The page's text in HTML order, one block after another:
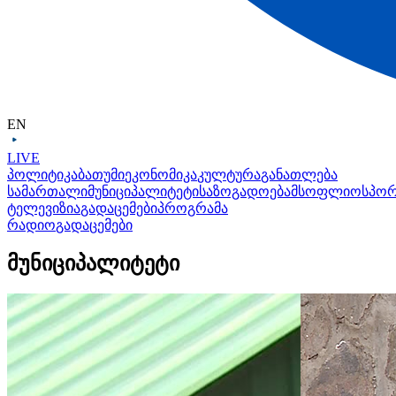
EN
LIVE
პოლიტიკაბათუმიეკონომიკაკულტურაგანათლება
სამართალიმუნიციპალიტეტისაზოგადოებამსოფლიო
ტელევიზიაგადაცემებიპროგრამა
რადიოგადაცემები
მუნიციპალიტეტი